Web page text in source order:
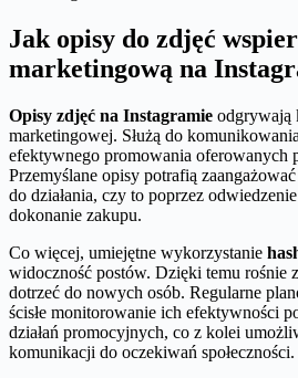
Jak opisy do zdjęć
marketingową na
Opisy zdjęć na Instagramie odgrywają
marketingowej. Służą do komunikowania
efektywnego promowania oferowanych
Przemyślane opisy potrafią
do działania, czy to poprzez
dokonanie zakupu.
Co więcej, umiejętne wykorzystanie
widoczność postów. Dzięki temu rośnie
dotrzeć do nowych osób. Regularne
ścisłe monitorowanie ich efektywności
działań promocyjnych, co z kolei
komunikacji do oczekiwań społeczności.